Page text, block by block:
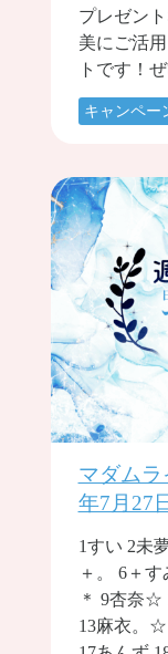
プレゼン
美にご活
トです！
キャンペー
マダムラ
年7月27
1すい 2未
＋。 6＋
＊ 9杏奈☆
13麻衣。☆